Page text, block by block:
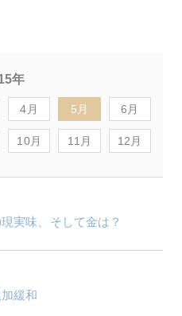
年
4月 5月 6月
10月 11月 12月
実味、そして金は？
緩和